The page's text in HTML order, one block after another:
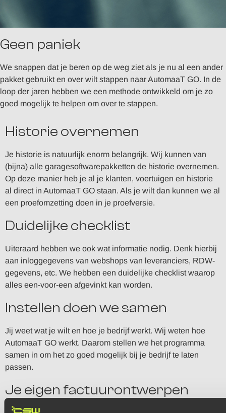
Geen paniek
We snappen dat je beren op de weg ziet als je nu al een ander
pakket gebruikt en over wilt stappen naar AutomaaT GO. In de
loop der jaren hebben we een methode ontwikkeld om je zo
goed mogelijk te helpen om over te stappen.
Historie overnemen
Je historie is natuurlijk enorm belangrijk. Wij kunnen van
(bijna) alle garagesoftwarepakketten de historie overnemen.
Op deze manier heb je al je klanten, voertuigen en historie
al direct in AutomaaT GO staan. Als je wilt dan kunnen we al
een proefomzetting doen in je proefversie.
Duidelijke checklist
Uiteraard hebben we ook wat informatie nodig. Denk hierbij
aan inloggegevens van webshops van leveranciers, RDW-
gegevens, etc. We hebben een duidelijke checklist waarop
alles een-voor-een afgevinkt kan worden.
Instellen doen we samen
Jij weet wat je wilt en hoe je bedrijf werkt. Wij weten hoe
AutomaaT GO werkt. Daarom stellen we het programma
samen in om het zo goed mogelijk bij je bedrijf te laten
passen.
Je eigen factuurontwerpen